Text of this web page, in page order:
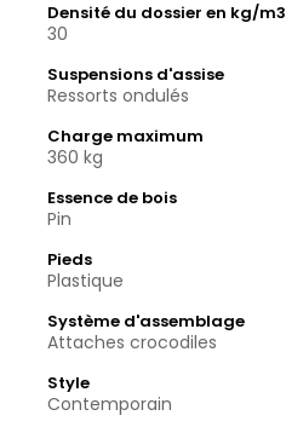
Densité du dossier en kg/m3
30
Suspensions d'assise
Ressorts ondulés
Charge maximum
360 kg
Essence de bois
Pin
Pieds
Plastique
Système d'assemblage
Attaches crocodiles
Style
Contemporain